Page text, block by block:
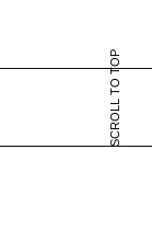
SCROLL TO TOP